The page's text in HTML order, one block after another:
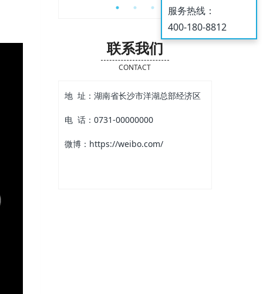
联系我们
CONTACT
地 址：湖南省长沙市洋湖总部经济区
电 话：0731-00000000
微博：https://weibo.com/
服务热线：
400-180-8812